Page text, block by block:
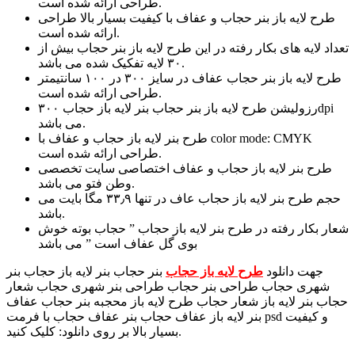
طرح لایه باز بنر حجاب و عفاف با کیفیت بسیار بالا طراحی
ارائه شده است.
تعداد لایه های بکار رفته در این طرح لایه باز بنر حجاب بیش از
۳۰ لایه تفکیک شده می باشد.
طرح لایه باز بنر حجاب عفاف در سایز ۳۰۰ در ۱۰۰ سانتیمتر
طراحی ارائه شده است.
رزولیشن طرح لایه باز بنر حجاب بنر لایه باز حجاب ۳۰۰dpi
می باشد.
طرح بنر لایه باز حجاب و عفاف با color mode: CMYK
طراحی ارائه شده است.
طرح بنر لایه باز حجاب و عفاف اختصاصی سایت تخصصی
وطن فتو می باشد.
حجم طرح بنر لایه باز حجاب عاف در تنها ۳۳٫۹ مگا بایت می
باشد.
شعار بکار رفته در طرح بنر لایه باز حجاب ” حجاب بوته خوش
بوی گل عفاف است ” می باشد
جهت دانلود طرح لایه باز حجاب بنر حجاب بنر لایه باز حجاب بنر
شهری حجاب طراحی بنر حجاب طراحی بنر شهری حجاب شعار
حجاب بنر لایه باز شعار حجاب طرح لایه باز محجبه بنر حجاب عفاف
بنر لایه باز عفاف حجاب بنر عفاف حجاب با فرمت psd و کیفیت
بسیار بالا بر روی دانلود: کلیک کنید.